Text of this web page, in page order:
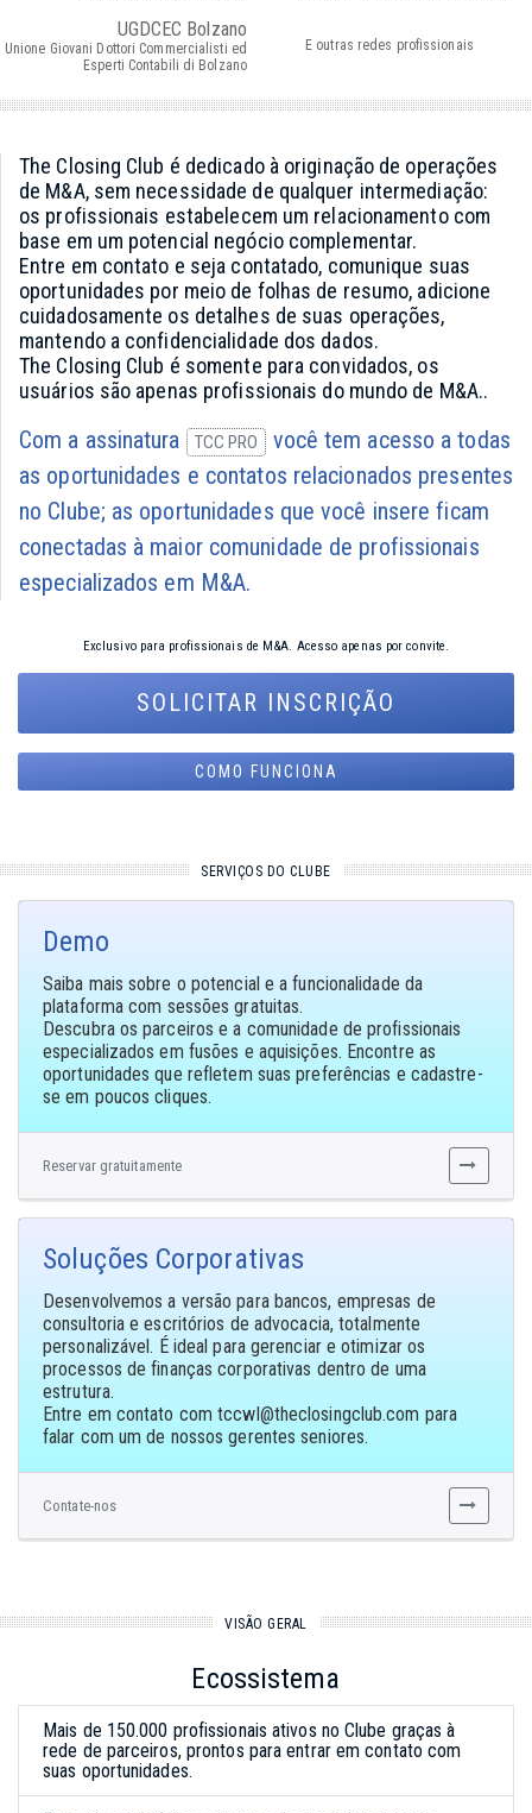
UGDCEC Bolzano
Unione Giovani Dottori Commercialisti ed
Esperti Contabili di Bolzano
E outras redes profissionais
The Closing Club é dedicado à originação de operações
de M&A, sem necessidade de qualquer intermediação:
os profissionais estabelecem um relacionamento com
base em um potencial negócio complementar.
Entre em contato e seja contatado, comunique suas
oportunidades por meio de folhas de resumo, adicione
cuidadosamente os detalhes de suas operações,
mantendo a confidencialidade dos dados.
The Closing Club é somente para convidados, os
usuários são apenas profissionais do mundo de M&A..
Com a assinatura TCC PRO
você tem acesso a todas
as oportunidades e contatos relacionados presentes
no Clube; as oportunidades que você insere ficam
conectadas à maior comunidade de profissionais
especializados em M&A.
Exclusivo para profissionais de M&A. Acesso apenas por convite.
SOLICITAR INSCRIÇÃO
COMO FUNCIONA
SERVIÇOS DO CLUBE
Demo
Saiba mais sobre o potencial e a funcionalidade da
plataforma com sessões gratuitas.
Descubra os parceiros e a comunidade de profissionais
especializados em fusões e aquisições. Encontre as
oportunidades que refletem suas preferências e cadastre-
se em poucos cliques.
Reservar gratuitamente
Soluções Corporativas
Desenvolvemos a versão para bancos, empresas de
consultoria e escritórios de advocacia, totalmente
personalizável. É ideal para gerenciar e otimizar os
processos de finanças corporativas dentro de uma
estrutura.
Entre em contato com
para
falar com um de nossos gerentes seniores.
Contate-nos
VISÃO GERAL
Ecossistema
Mais de 150.000 profissionais ativos no Clube graças à
rede de parceiros, prontos para entrar em contato com
suas oportunidades.